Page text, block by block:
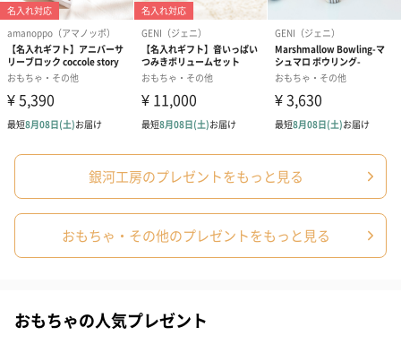
銀河工房のプレゼントをもっと見る
おもちゃ・その他のプレゼントをもっと見る
おもちゃの人気プレゼント